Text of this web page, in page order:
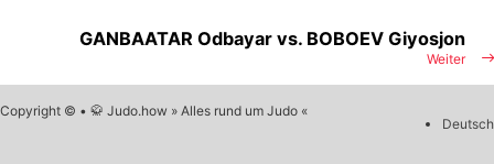
Weiter
GANBAATAR Odbayar vs. BOBOEV Giyosjon
Copyright © • 🥋 Judo.how » Alles rund um Judo «
Deutsch